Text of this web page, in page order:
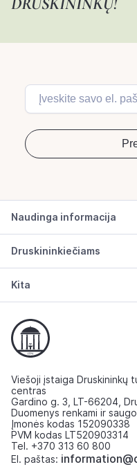
Naudinga informacija
Druskininkiečiams
Kita
Viešoji įstaiga Druskininkų
centras
Gardino g. 3, LT-66204,
Duomenys renkami ir
Įmonės kodas 152090338
PVM kodas LT520903314
Tel. +370 313 60 800
El. paštas: